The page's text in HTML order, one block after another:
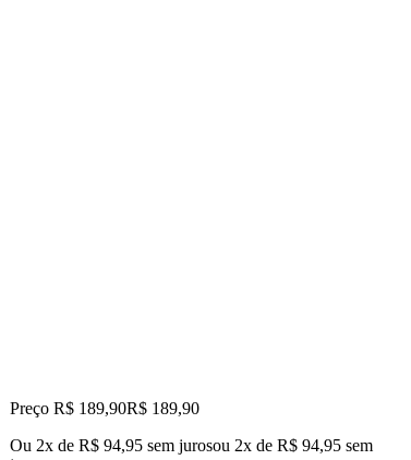
Preço R$ 189,90R$ 189,90
Ou 2x de R$ 94,95 sem jurosou 2x de R$ 94,95 sem